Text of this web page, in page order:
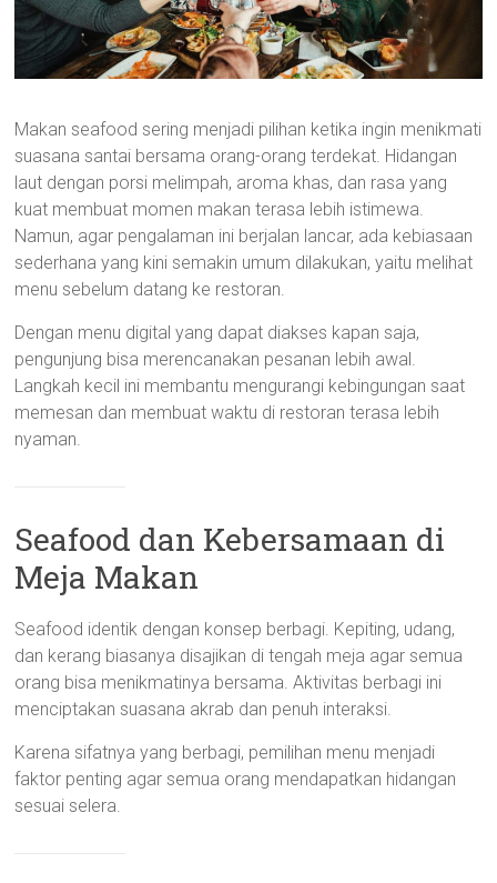
Makan seafood sering menjadi pilihan ketika ingin menikmati
suasana santai bersama orang-orang terdekat. Hidangan
laut dengan porsi melimpah, aroma khas, dan rasa yang
kuat membuat momen makan terasa lebih istimewa.
Namun, agar pengalaman ini berjalan lancar, ada kebiasaan
sederhana yang kini semakin umum dilakukan, yaitu melihat
menu sebelum datang ke restoran.
Dengan menu digital yang dapat diakses kapan saja,
pengunjung bisa merencanakan pesanan lebih awal.
Langkah kecil ini membantu mengurangi kebingungan saat
memesan dan membuat waktu di restoran terasa lebih
nyaman.
Seafood dan Kebersamaan di
Meja Makan
Seafood identik dengan konsep berbagi. Kepiting, udang,
dan kerang biasanya disajikan di tengah meja agar semua
orang bisa menikmatinya bersama. Aktivitas berbagi ini
menciptakan suasana akrab dan penuh interaksi.
Karena sifatnya yang berbagi, pemilihan menu menjadi
faktor penting agar semua orang mendapatkan hidangan
sesuai selera.